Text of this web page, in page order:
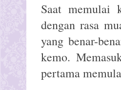
Saat memulai
dengan rasa
yang benar-
kemo.
pertama